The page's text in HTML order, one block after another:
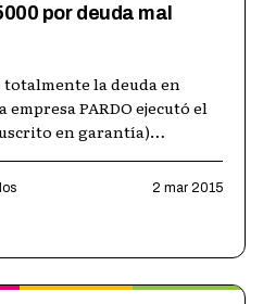
por deuda mal
la deuda en
PARDO ejecutó el
en garantía)
2 mar 2015